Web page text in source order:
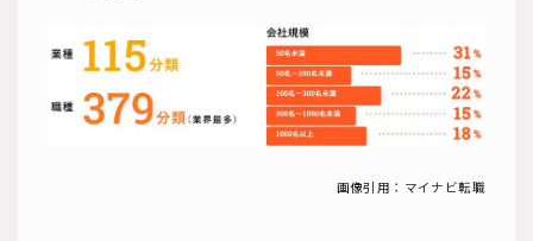
画像引用： マイナビ転職